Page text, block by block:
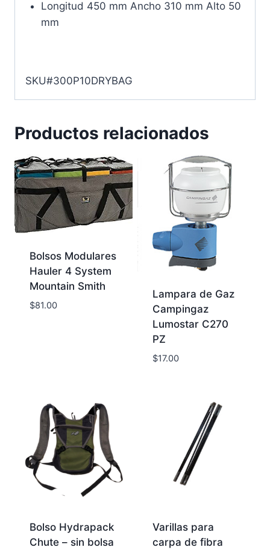
Longitud 450 mm Ancho 310 mm Alto 50
mm
SKU#300P10DRYBAG
Productos relacionados
Bolsos Modulares
Hauler 4 System
Mountain Smith
$81.00
Lampara de Gaz
Campingaz
Lumostar C270
PZ
$17.00
Bolso Hydrapack
Chute – sin bolsa
Varillas para
carpa de fibra